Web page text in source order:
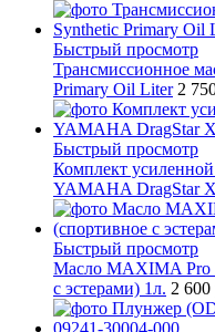
Быстрый просмотр
Трансмиссионное
Primary Oil Liter 2
Быстрый просмотр
Комплект
YAMAHA DragStar
Быстрый просмотр
Масло MAXIMA Pro
с эстерами) 1л. 2 600